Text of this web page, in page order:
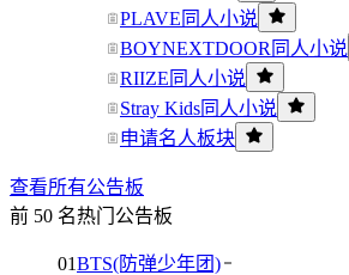
PLAVE同人小说
BOYNEXTDOOR同人小说
RIIZE同人小说
Stray Kids同人小说
申请名人板块
查看所有公告板
前 50 名热门公告板
01BTS(防弹少年团)